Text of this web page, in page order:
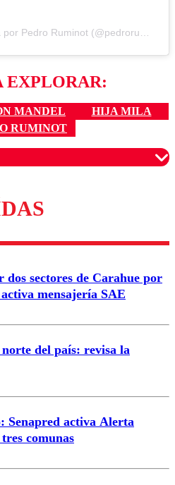
EXPLORAR:
MANDEL
HIJA MILA
RUMINOT
para garantizar un
respetuoso.
dos sectores de Carahue por
mensajería SAE
del país: revisa la
Senapred activa Alerta
comunas